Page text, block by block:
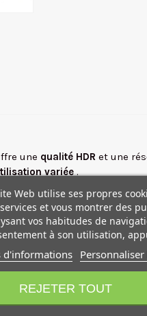
une qualité HDR et une
variée.
que la conversion HDMI /
Web utilise ses propres
et vous montrer des
vos habitudes de
à son utilisation,
d'informations
REJETER TOUT